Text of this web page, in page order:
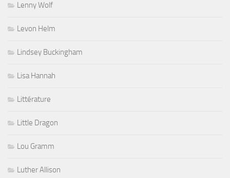
Lenny Wolf
Levon Helm
Lindsey Buckingham
Lisa Hannah
Littérature
Little Dragon
Lou Gramm
Luther Allison